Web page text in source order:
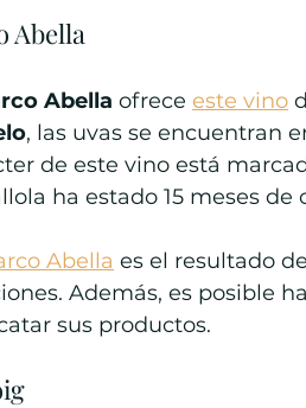
Abella
Abella ofrece este vino
, las uvas se encuentran
de este vino está
ha estado 15 meses de
Abella es el resultado
Además, es posible
sus productos.